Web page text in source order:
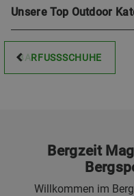
Unsere Top Outdoor
BARFUSSSCHUHE
Bergzeit
Willkommen im